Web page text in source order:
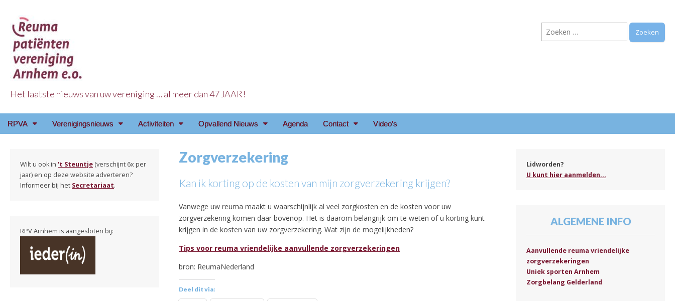
Reuma Patienten Vereniging Arnhem e.o.
Het laatste nieuws van uw vereniging … al meer dan 47 JAAR!
Zoeken
naar:
Main
Skip
RPVA Verenigingsnieuws Activiteiten Opvallend Nieuws Agenda Contact Video’s
Zorgverzekering
Kan ik korting op de kosten van mijn zorgverzekering krijgen?
Vanwege uw reuma maakt u waarschijnlijk al veel zorgkosten en de kosten voor uw
zorgverzekering komen daar bovenop. Het is daarom belangrijk om te weten of u korting kunt
krijgen in de kosten van uw zorgverzekering. Wat zijn de mogelijkheden?
Tips voor reuma vriendelijke aanvullende zorgverzekeringen
bron: ReumaNederland
Deel dit via:
Wilt u ook in 't Steuntje (verschijnt 6x per
jaar) en op deze website adverteren?
Informeer bij het Secretariaat.
RPV Arnhem is aangesloten bij:
Lidworden?
U kunt hier aanmelden...
ALGEMENE INFO
Aanvullende reuma vriendelijke
zorgverzekeringen
Uniek sporten Arnhem
Zorgbelang Gelderland